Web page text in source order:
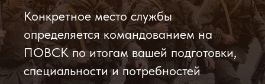
Конкретное место службы
определяется командованием на
ПОВСК по итогам вашей подготовки,
специальности и потребностей